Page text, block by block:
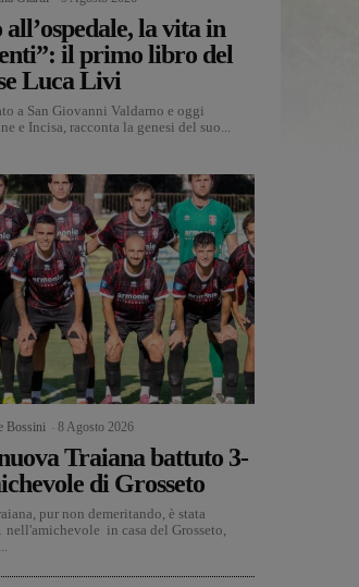
la vita in
il primo libro del
Luca Livi
a San Giovanni Valdarno e oggi
e Incisa, racconta la genesi del suo...
Bossini 8 Agosto 2026
Traiana battuto 3-
di Grosseto
pur non demeritando, è stata
nell'amichevole in casa del Grosseto,